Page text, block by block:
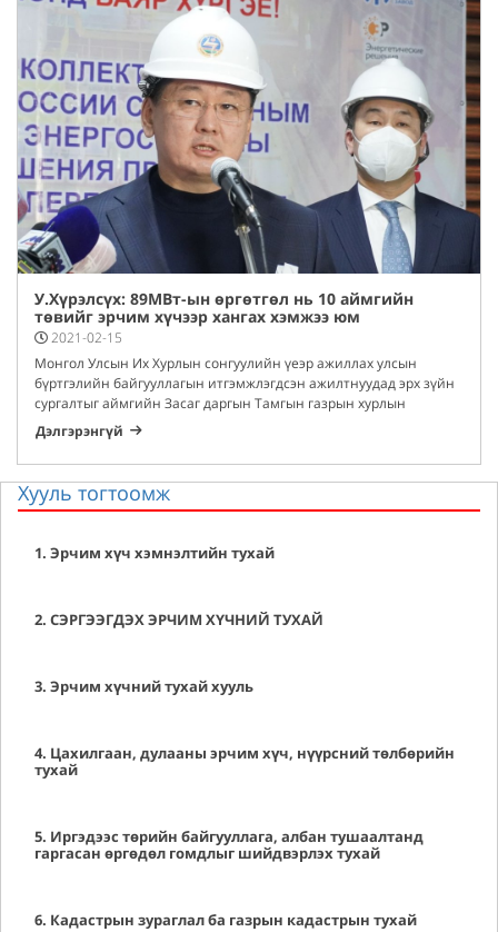
У.Хүрэлсүх: 89МВт-ын өргөтгөл нь 10 аймгийн
төвийг эрчим хүчээр хангах хэмжээ юм
2021-02-15
Монгол Улсын Их Хурлын сонгуулийн үеэр ажиллах улсын
бүртгэлийн байгууллагын итгэмжлэгдсэн ажилтнуудад эрх зүйн
сургалтыг аймгийн Засаг даргын Тамгын газрын хурлын
танхимаас цахим хэлбэрээр 2020 оны 05 дугаар сарын 20-ны
өдөр зохион байгууллаа.
Дэлгэрэнгүй
Хууль тогтоомж
1. Эрчим хүч хэмнэлтийн тухай
2. СЭРГЭЭГДЭХ ЭРЧИМ ХҮЧНИЙ ТУХАЙ
3. Эрчим хүчний тухай хууль
4. Цахилгаан, дулааны эрчим хүч, нүүрсний төлбөрийн
тухай
5. Иргэдээс төрийн байгууллага, албан тушаалтанд
гаргасан өргөдөл гомдлыг шийдвэрлэх тухай
6. Кадастрын зураглал ба газрын кадастрын тухай